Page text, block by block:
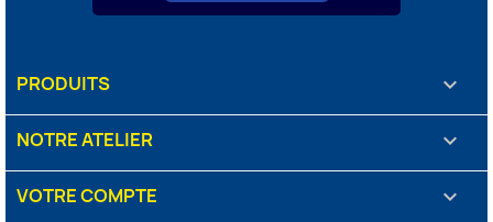
PRODUITS 
NOTRE ATELIER 
VOTRE COMPTE 